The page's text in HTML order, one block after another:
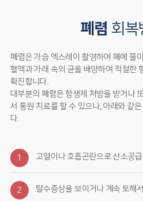
폐렴 회복
폐렴은 가슴 엑스레이 촬영하여 폐에 물
혈액과 가래 속의 균을 배양하여 적절한
확진합니다.
대부분의 폐렴은 항생제 처방을 받거나
서 통원 치료를 할 수 있으나, 아래와 같
다.
1 고열이나 호흡곤란으로 산소공
2 탈수증상을 보이거나 계속 토해